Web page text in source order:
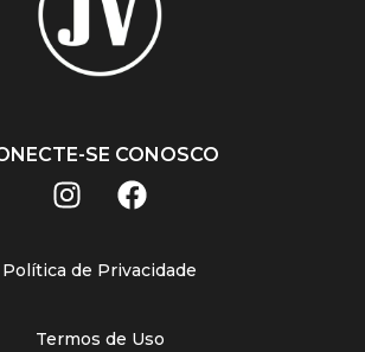
SE CONOSCO
Política de Privacidade
Termos de Uso